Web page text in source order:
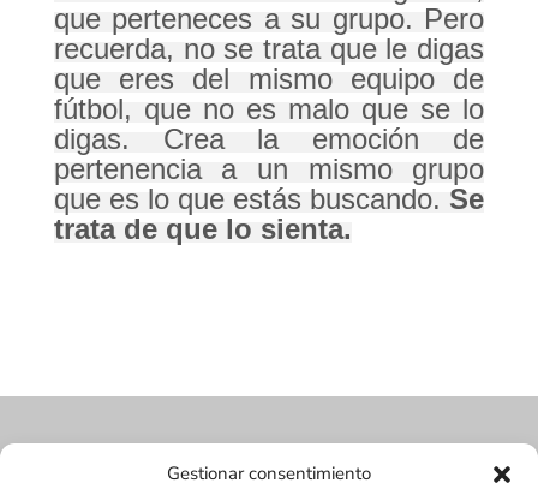
Gestionar consentimiento
que perteneces a su grupo. Pero
recuerda, no se trata que le digas
que eres del mismo equipo de
fútbol, que no es malo que se lo
digas. Crea la emoción de
pertenencia a un mismo grupo
que es lo que estás buscando.Se
trata de que lo sienta.